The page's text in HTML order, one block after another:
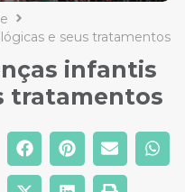
e seus tratamentos
infantis
tratamentos